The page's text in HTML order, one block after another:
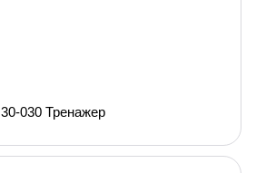
30-030 Тренажер